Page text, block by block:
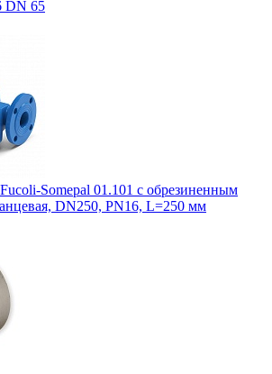
DN 65
Somepal 01.101 с обрезиненным
DN250, PN16, L=250 мм